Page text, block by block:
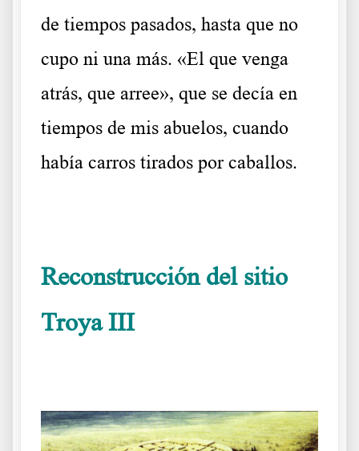
de tiempos pasados, hasta que no
cupo ni una más. «El que venga
atrás, que arree», que se decía en
tiempos de mis abuelos, cuando
había carros tirados por caballos.
Reconstrucción del sitio
Troya III